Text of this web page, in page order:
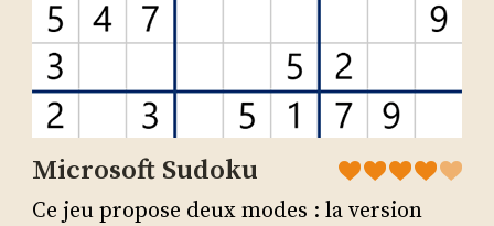
Microsoft Sudoku
Ce jeu propose deux modes : la version